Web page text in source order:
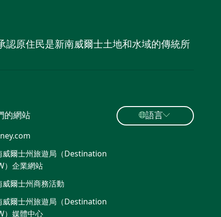
原住民是新南威爾士土地和水域的傳統所
的網站
威爾士州旅遊局（Destination
）企業網站
威爾士州商務活動
威爾士州旅遊局（Destination
）媒體中心
語言